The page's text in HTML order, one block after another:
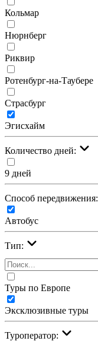
Кольмар
Нюрнберг
Риквир
Ротенбург-на-Таубере
Страсбург
Эгисхайм
Количество дней:
9 дней
Cпособ передвижения:
Автобус
Тип:
Туры по Европе
Эксклюзивные туры
Туроператор: